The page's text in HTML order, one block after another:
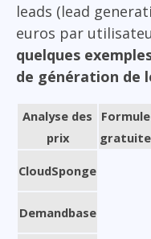
leads (lead
euros par
quelques
de génération de
Analyse des
prix
Formule
gratuite
CloudSponge
Demandbase